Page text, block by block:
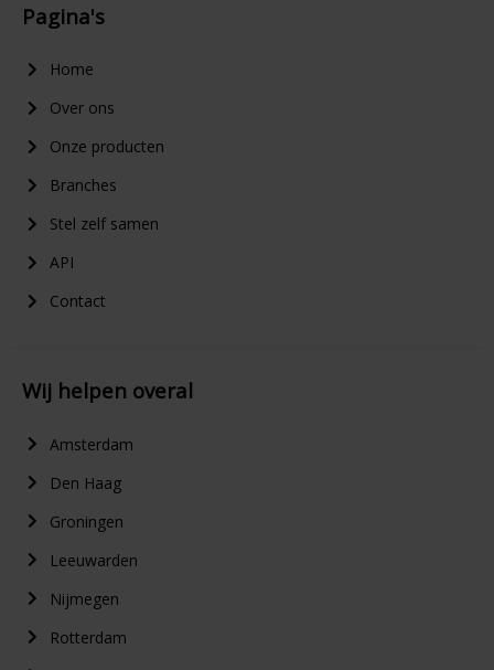
Pagina's
Home
Over ons
Onze producten
Branches
Stel zelf samen
API
Contact
Wij helpen overal
Amsterdam
Den Haag
Groningen
Leeuwarden
Nijmegen
Rotterdam